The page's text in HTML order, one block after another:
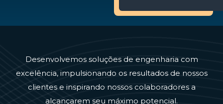
Desenvolvemos soluções de engenharia com
excelência, impulsionando os resultados de nossos
clientes e inspirando nossos colaboradores a
alcançarem seu máximo potencial.